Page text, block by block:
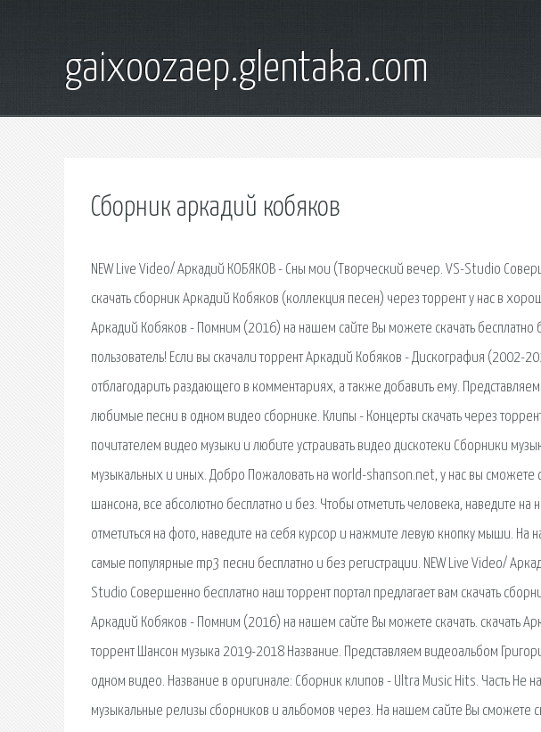
gaixoozaep.glentaka.com
Сборник аркадий кобяков
NEW Live Video/ Аркадий КОБЯКОВ - Сны мои (Творческий вечер. VS-Studio
скачать сборник Аркадий Кобяков (коллекция песен) через торрент у нас в
Аркадий Кобяков - Помним (2016) на нашем сайте Вы можете скачать бесплатно
пользователь! Если вы скачали торрент Аркадий Кобяков - Дискография (2002-
отблагодарить раздающего в комментариях, а также добавить ему.
любимые песни в одном видео сборнике. Клипы - Концерты скачать через
почитателем видео музыки и любите устраивать видео дискотеки Сборники
музыкальных и иных. Добро Пожаловать на world-shanson.net, у нас вы сможете
шансона, все абсолютно бесплатно и без. Чтобы отметить человека, наведите
отметиться на фото, наведите на себя курсор и нажмите левую кнопку мыши.
самые популярные mp3 песни бесплатно и без регистрации. NEW Live Video/
Studio Совершенно бесплатно наш торрент портал предлагает вам скачать
Аркадий Кобяков - Помним (2016) на нашем сайте Вы можете скачать. скачать
торрент Шансон музыка 2019-2018 Название. Представляем видеоальбом
одном видео. Название в оригинале: Сборник клипов - Ultra Music Hits. Часть Не
музыкальные релизы сборников и альбомов через. На нашем сайте Вы сможете